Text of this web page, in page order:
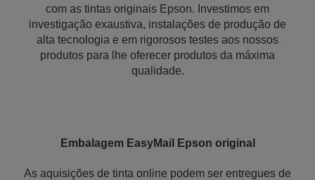
com as tintas originais Epson. Investimos em
investigação exaustiva, instalações de produção de
alta tecnologia e em rigorosos testes aos nossos
produtos para lhe oferecer produtos da máxima
qualidade.
Embalagem EasyMail Epson original
As aquisições de tinta online podem ser entregues de